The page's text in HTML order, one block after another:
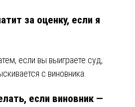
за оценку, если я
если вы выиграете суд,
с виновника.
если виновник —